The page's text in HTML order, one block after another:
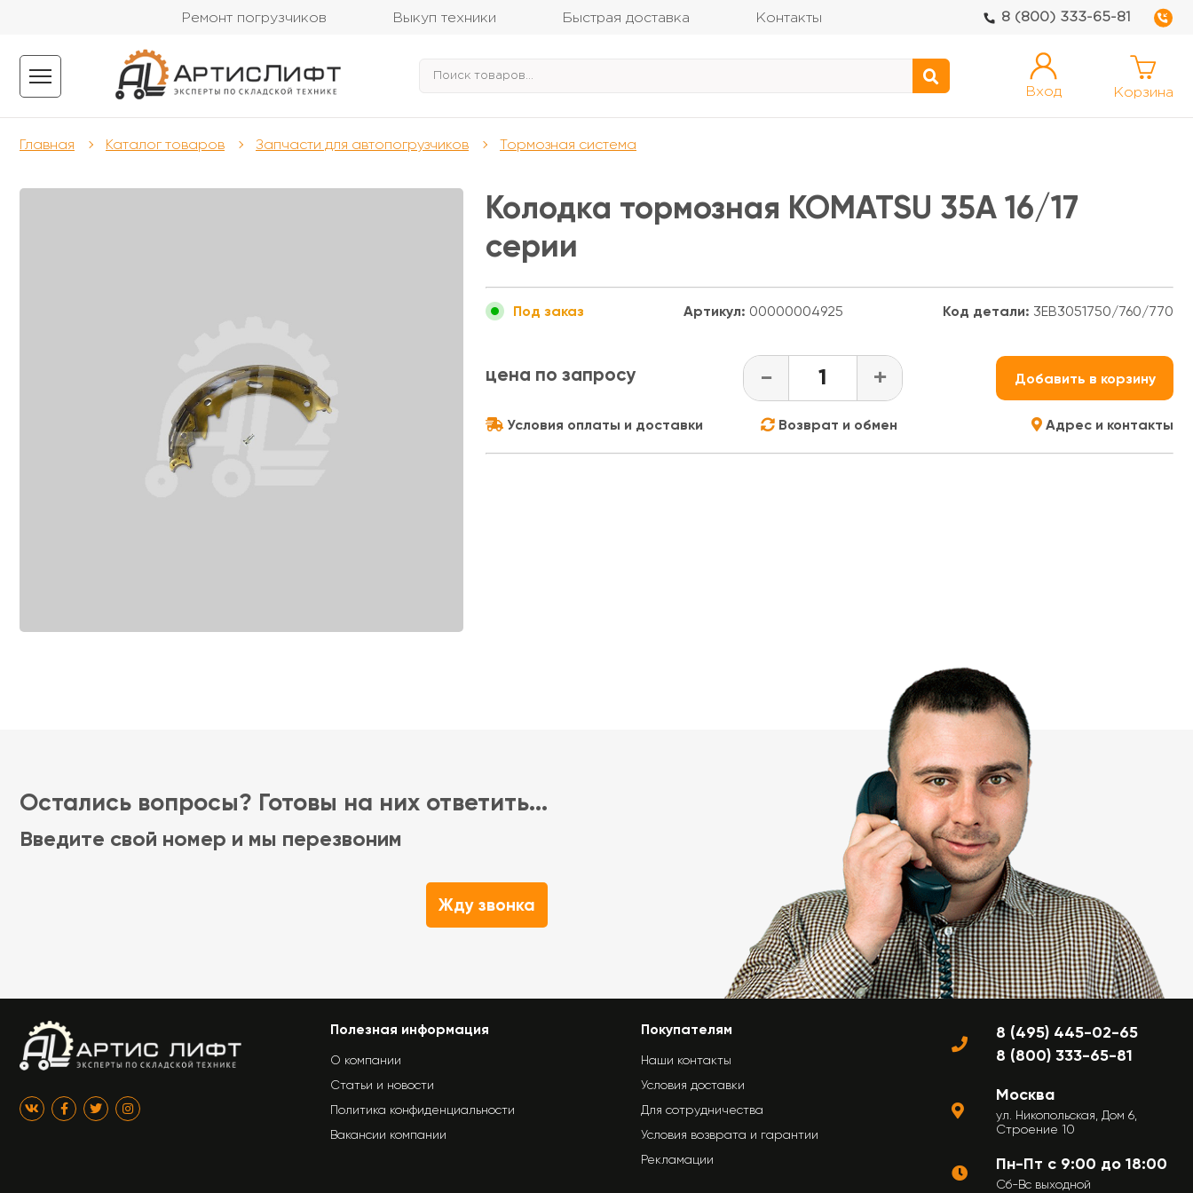
Ремонт погрузчиков Выкуп техники Быстрая доставка Контакты 8 (800) 333-65-81
Вход Корзина
Главная Каталог товаров Запчасти для автопогрузчиков Тормозная система
Колодка тормозная KOMATSU 35A 16/17
серии
Под заказ Артикул: 00000004925 Код детали: 3EB3051750/760/770
цена по запросу - + Добавить в корзину
Условия оплаты и доставки Возврат и обмен Адрес и контакты
Остались вопросы? Готовы на них ответить...
Введите свой номер и мы перезвоним
Жду звонка
Полезная информация
О компании
Статьи и новости
Политика конфиденциальности
Вакансии компании
Покупателям
Наши контакты
Условия доставки
Для сотрудничества
Условия возврата и гарантии
Рекламации
8 (495) 445-02-65
8 (800) 333-65-81
Москва
ул. Никопольская, Дом 6,
Строение 10
Пн-Пт с 9:00 до 18:00
Сб-Вс выходной